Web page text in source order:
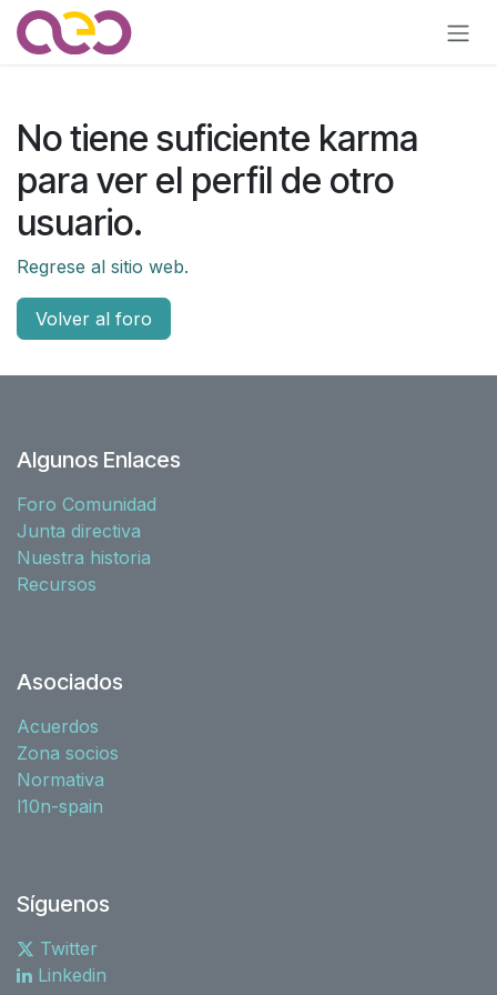
Ir al contenido
No tiene suficiente karma
para ver el perfil de otro
usuario.
Regrese al sitio web.
Volver al foro
Algunos Enlaces
Foro Comunidad
Junta directiva
Nuestra historia
Recursos
Asociados
Acuerdos
Zona socios
Normativa
l10n-spain
Síguenos
Twitter
Linkedin